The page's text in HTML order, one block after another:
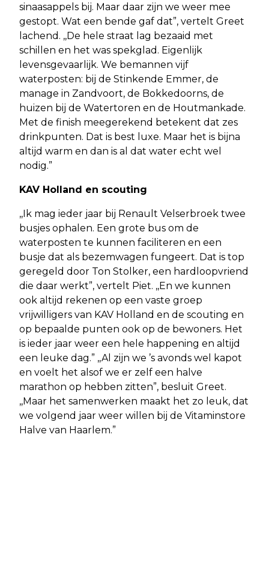
sinaasappels bij. Maar daar zijn we weer mee
gestopt. Wat een bende gaf dat”, vertelt Greet
lachend. ,,De hele straat lag bezaaid met
schillen en het was spekglad. Eigenlijk
levensgevaarlijk. We bemannen vijf
waterposten: bij de Stinkende Emmer, de
manage in Zandvoort, de Bokkedoorns, de
huizen bij de Watertoren en de Houtmankade.
Met de finish meegerekend betekent dat zes
drinkpunten. Dat is best luxe. Maar het is bijna
altijd warm en dan is al dat water echt wel
nodig.”
KAV Holland en scouting
,,Ik mag ieder jaar bij Renault Velserbroek twee
busjes ophalen. Een grote bus om de
waterposten te kunnen faciliteren en een
busje dat als bezemwagen fungeert. Dat is top
geregeld door Ton Stolker, een hardloopvriend
die daar werkt”, vertelt Piet. ,,En we kunnen
ook altijd rekenen op een vaste groep
vrijwilligers van KAV Holland en de scouting en
op bepaalde punten ook op de bewoners. Het
is ieder jaar weer een hele happening en altijd
een leuke dag.” ,,Al zijn we ’s avonds wel kapot
en voelt het alsof we er zelf een halve
marathon op hebben zitten”, besluit Greet.
,,Maar het samenwerken maakt het zo leuk, dat
we volgend jaar weer willen bij de Vitaminstore
Halve van Haarlem.”